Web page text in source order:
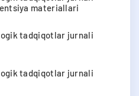
materiallari
tadqiqotlar jurnali
tadqiqotlar jurnali